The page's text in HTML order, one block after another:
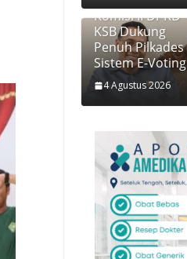
Komisi II DPRD
KSB Dukung
Penuh Pilkades
Sistem E-Voting
4 Agustus 2026